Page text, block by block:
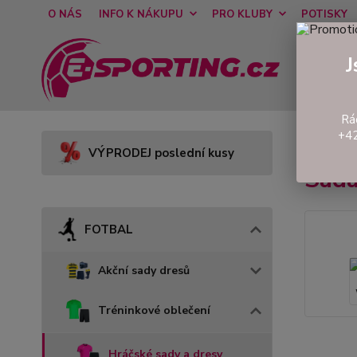
O NÁS INFO K NÁKUPU PRO KLUBY POTISKY
VÝPRODEJ poslední kusy
FOTBAL
Akční sady dresů
Tréninkové oblečení